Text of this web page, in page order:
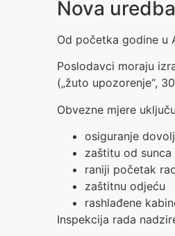
Nova
Od početka godine u
Poslodavci moraju
(„žuto upozorenje“,
Obvezne mjere
osiguranje
zaštitu od sunca
raniji početak
zaštitnu odjeću
rashlađene
Inspekcija rada